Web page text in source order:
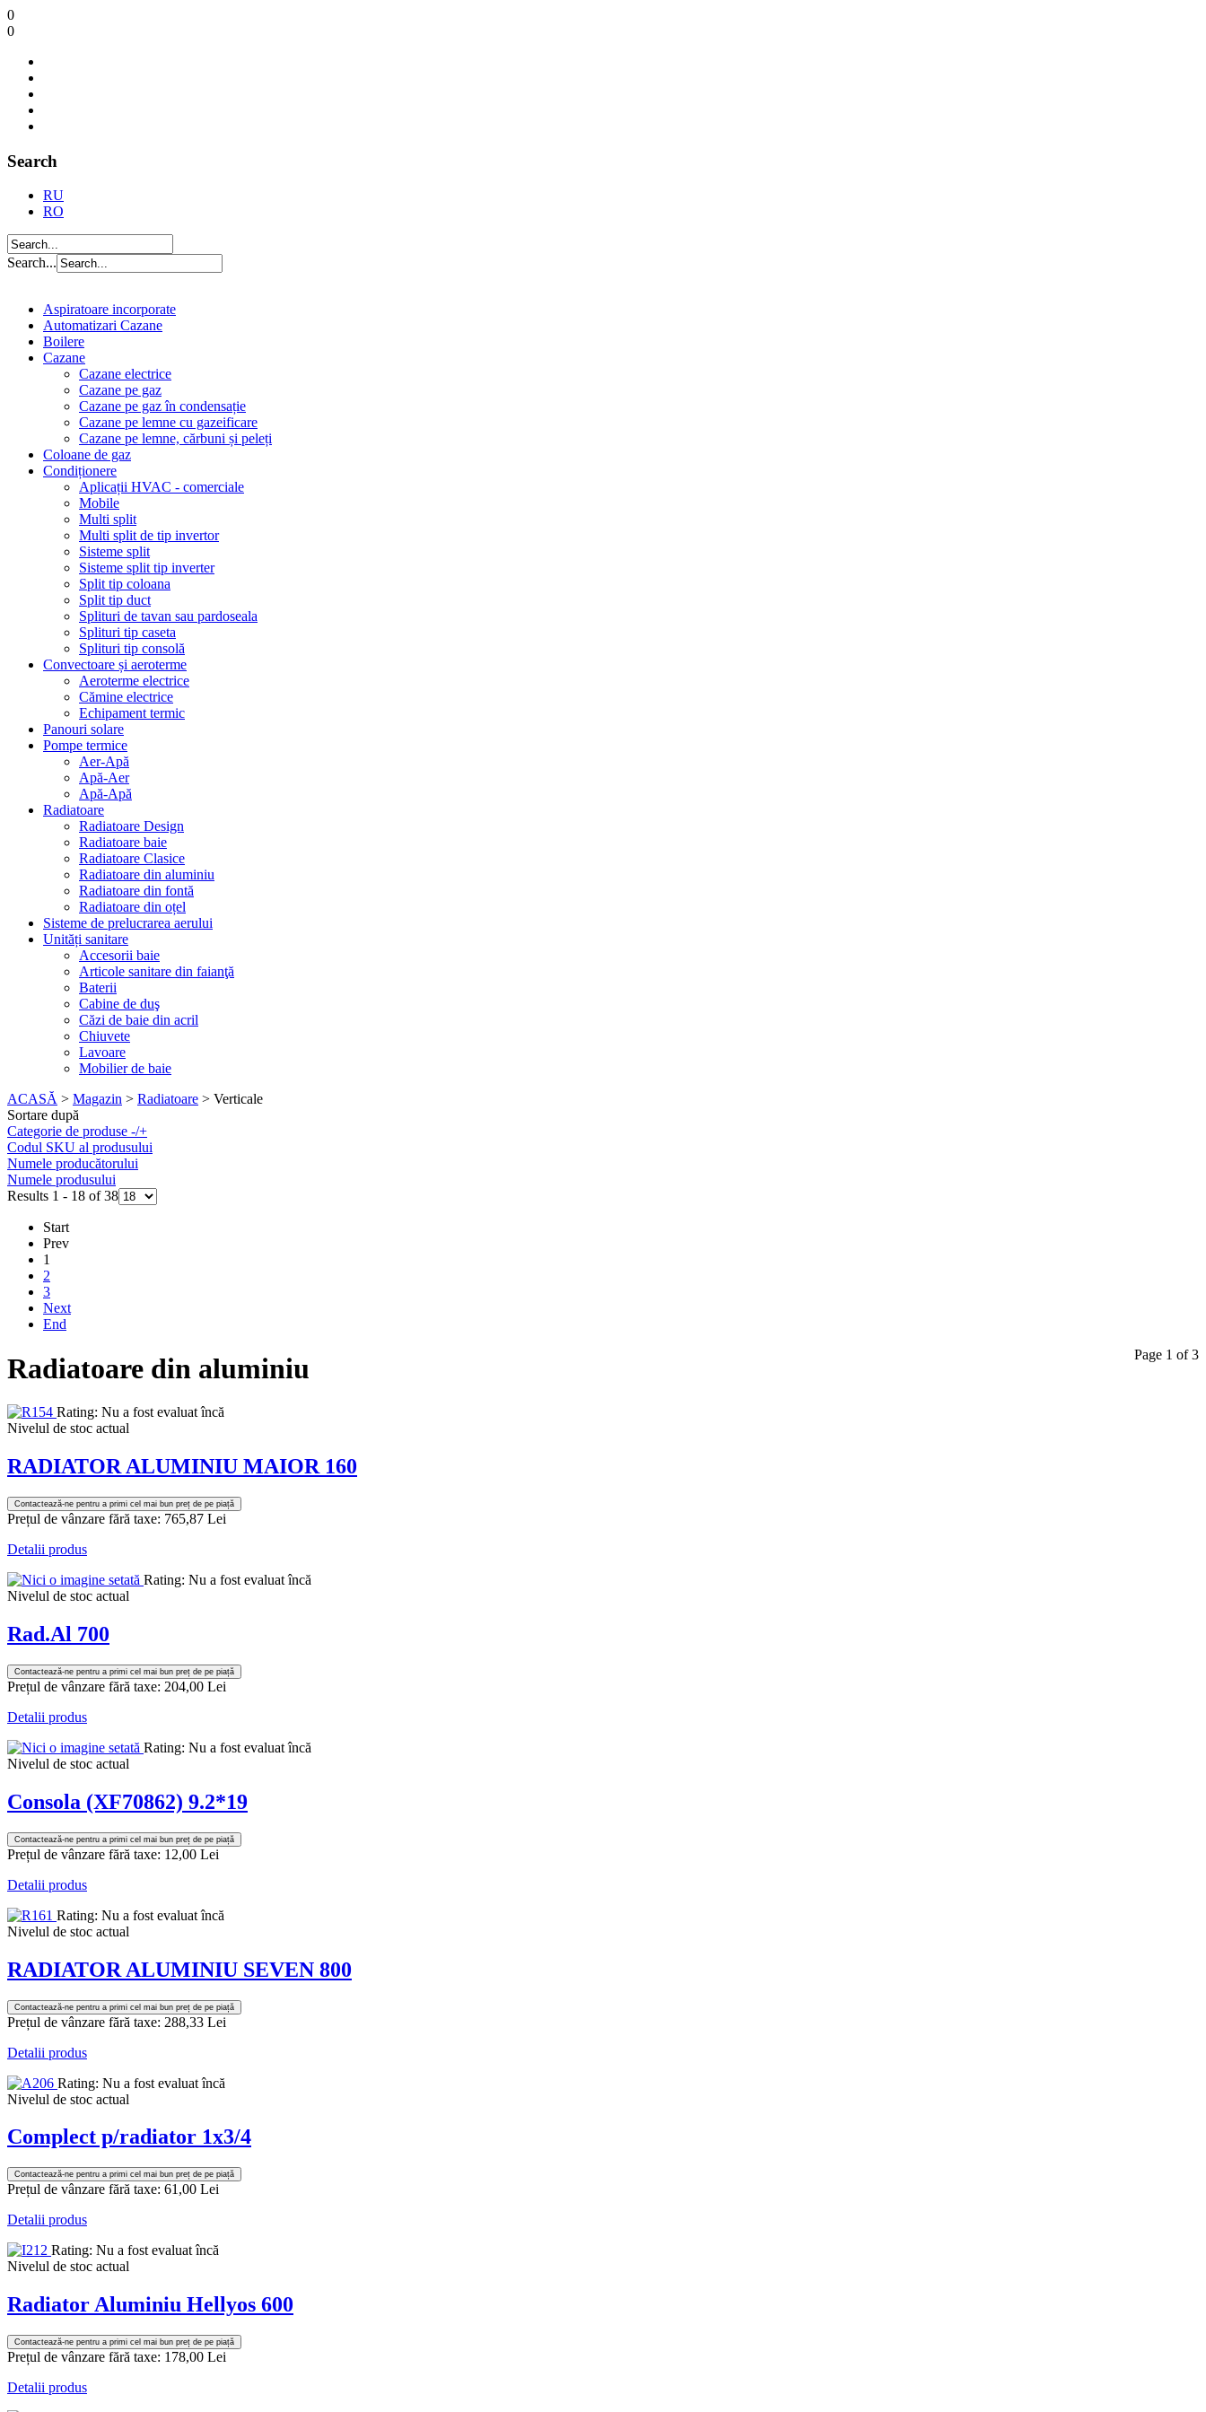
0
0
Search
RU
RO
Search...
Aspiratoare incorporate
Automatizari Cazane
Boilere
Cazane
Cazane electrice
Cazane pe gaz
Cazane pe gaz în condensație
Cazane pe lemne cu gazeificare
Cazane pe lemne, cărbuni și peleți
Coloane de gaz
Condiționere
Aplicații HVAC - comerciale
Mobile
Multi split
Multi split de tip invertor
Sisteme split
Sisteme split tip inverter
Split tip coloana
Split tip duct
Splituri de tavan sau pardoseala
Splituri tip caseta
Splituri tip consolă
Convectoare și aeroterme
Aeroterme electrice
Cămine electrice
Echipament termic
Panouri solare
Pompe termice
Aer-Apă
Apă-Aer
Apă-Apă
Radiatoare
Radiatoare Design
Radiatoare baie
Radiatoare Clasice
Radiatoare din aluminiu
Radiatoare din fontă
Radiatoare din oțel
Sisteme de prelucrarea aerului
Unități sanitare
Accesorii baie
Articole sanitare din faianţă
Baterii
Cabine de duş
Căzi de baie din acril
Chiuvete
Lavoare
Mobilier de baie
ACASĂ > Magazin > Radiatoare > Verticale
Sortare după
Categorie de produse -/+
Codul SKU al produsului
Numele producătorului
Numele produsului
Results 1 - 18 of 38
Start
Prev
1
2
3
Next
End
Page 1 of 3
Radiatoare din aluminiu
Rating: Nu a fost evaluat încă
Nivelul de stoc actual
RADIATOR ALUMINIU MAIOR 160
Contactează-ne pentru a primi cel mai bun preț de pe piață
Prețul de vânzare fără taxe: 765,87 Lei
Detalii produs
Rating: Nu a fost evaluat încă
Nivelul de stoc actual
Rad.Al 700
Contactează-ne pentru a primi cel mai bun preț de pe piață
Prețul de vânzare fără taxe: 204,00 Lei
Detalii produs
Rating: Nu a fost evaluat încă
Nivelul de stoc actual
Consola (XF70862) 9.2*19
Contactează-ne pentru a primi cel mai bun preț de pe piață
Prețul de vânzare fără taxe: 12,00 Lei
Detalii produs
Rating: Nu a fost evaluat încă
Nivelul de stoc actual
RADIATOR ALUMINIU SEVEN 800
Contactează-ne pentru a primi cel mai bun preț de pe piață
Prețul de vânzare fără taxe: 288,33 Lei
Detalii produs
Rating: Nu a fost evaluat încă
Nivelul de stoc actual
Complect p/radiator 1x3/4
Contactează-ne pentru a primi cel mai bun preț de pe piață
Prețul de vânzare fără taxe: 61,00 Lei
Detalii produs
Rating: Nu a fost evaluat încă
Nivelul de stoc actual
Radiator Aluminiu Hellyos 600
Contactează-ne pentru a primi cel mai bun preț de pe piață
Prețul de vânzare fără taxe: 178,00 Lei
Detalii produs